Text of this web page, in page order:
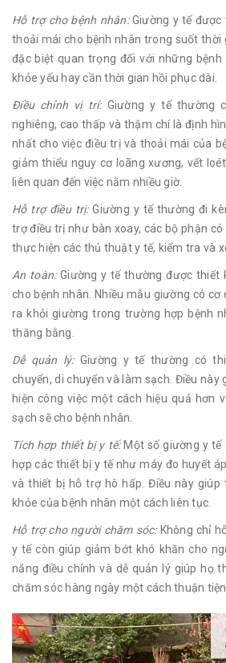
Hỗ trợ cho bệnh nhân:Giường y tế được
thoải mái cho bệnh nhân trong suốt thời
đặc biệt quan trọng đối với những
khỏe yếu hay cần thời gian hồi phục dài.
Điều chỉnh vị trí:Giường y tế thường
nghiêng, cao thấp và thậm chí là định
nhất cho việc điều trị và thoải mái của
giảm thiểu nguy cơ loãng xương, vết
liên quan đến việc nằm nhiều giờ.
Hỗ trợ điều trị:Giường y tế thường đi
trợ điều trị như bàn xoay, các bộ phận
thực hiện các thủ thuật y tế, kiểm tra và
An toàn:Giường y tế thường được thiết
cho bệnh nhân. Nhiều mẫu giường có
ra khỏi giường trong trường hợp bệnh
thăng bằng.
Dễ quản lý:Giường y tế thường có
chuyển, di chuyển và làm sạch. Điều
hiện công việc một cách hiệu quả hơn
sạch sẽ cho bệnh nhân.
Tích hợp thiết bị y tế:Một số giường y tế
hợp các thiết bị y tế như máy đo huyết
và thiết bị hỗ trợ hô hấp. Điều này
khỏe của bệnh nhân một cách liên tục.
Hỗ trợ cho người chăm sóc:Không chỉ
y tế còn giúp giảm bớt khó khăn cho
năng điều chỉnh và dễ quản lý giúp họ
chăm sóc hàng ngày một cách thuận tiện